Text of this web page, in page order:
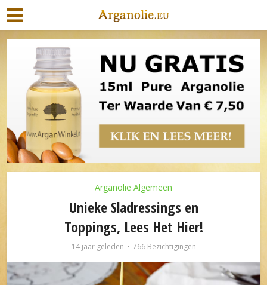
Arganolie Algemeen
Unieke Sladressings en
Toppings, Lees Het Hier!
14 jaar geleden 766 Bezichtigingen